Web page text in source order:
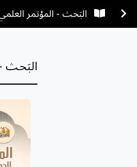
البَحث - المؤتمر
البَحث